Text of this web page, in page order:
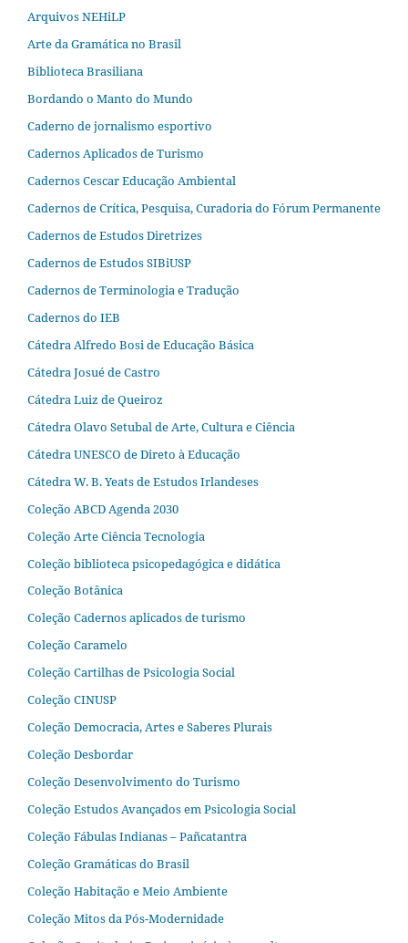
Arquivos NEHiLP
Arte da Gramática no Brasil
Biblioteca Brasiliana
Bordando o Manto do Mundo
Caderno de jornalismo esportivo
Cadernos Aplicados de Turismo
Cadernos Cescar Educação Ambiental
Cadernos de Crítica, Pesquisa, Curadoria do Fórum Permanente
Cadernos de Estudos Diretrizes
Cadernos de Estudos SIBiUSP
Cadernos de Terminologia e Tradução
Cadernos do IEB
Cátedra Alfredo Bosi de Educação Básica
Cátedra Josué de Castro
Cátedra Luiz de Queiroz
Cátedra Olavo Setubal de Arte, Cultura e Ciência
Cátedra UNESCO de Direto à Educação
Cátedra W. B. Yeats de Estudos Irlandeses
Coleção ABCD Agenda 2030
Coleção Arte Ciência Tecnologia
Coleção biblioteca psicopedagógica e didática
Coleção Botânica
Coleção Cadernos aplicados de turismo
Coleção Caramelo
Coleção Cartilhas de Psicologia Social
Coleção CINUSP
Coleção Democracia, Artes e Saberes Plurais
Coleção Desbordar
Coleção Desenvolvimento do Turismo
Coleção Estudos Avançados em Psicologia Social
Coleção Fábulas Indianas – Pañcatantra
Coleção Gramáticas do Brasil
Coleção Habitação e Meio Ambiente
Coleção Mitos da Pós-Modernidade